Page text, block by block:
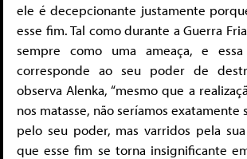
ele é decepcionante justamente
esse fim. Tal como durante a Guerra
sempre como uma ameaça, e essa
corresponde ao seu poder de
observa Alenka, “mesmo que a
nos matasse, não seríamos exatamente
pelo seu poder, mas varridos pela
que esse fim se torna insignificante